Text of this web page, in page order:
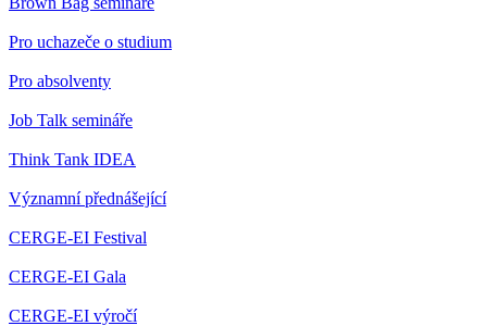
Pro uchazeče o studium
Pro absolventy
Job Talk semináře
Think Tank IDEA
Významní přednášející
CERGE-EI Festival
CERGE-EI Gala
CERGE-EI výročí